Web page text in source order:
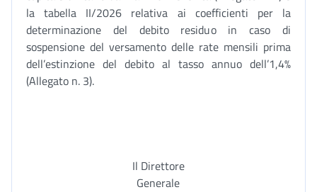
la tabella II/2026 relativa ai coefficienti per la
determinazione del debito residuo in caso di
sospensione del versamento delle rate mensili prima
dell’estinzione del debito al tasso annuo dell’1,4%
(Allegato n. 3).
Il Direttore
Generale